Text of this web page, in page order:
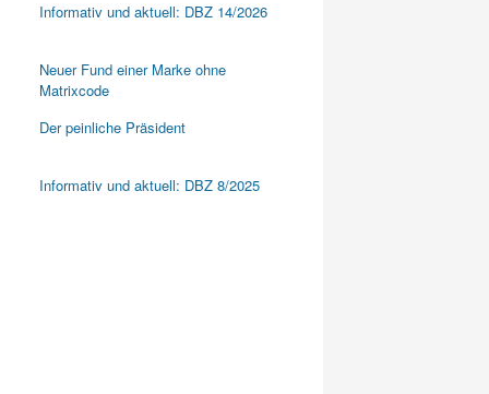
Informativ und aktuell: DBZ 14/2026
Neuer Fund einer Marke ohne
Matrixcode
Der peinliche Präsident
Informativ und aktuell: DBZ 8/2025